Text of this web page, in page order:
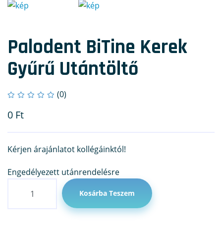
Palodent BiTine Kerek
Gyűrű Utántöltő
(0)
0 Ft
Kérjen árajánlatot kollégáinktól!
Engedélyezett utánrendelésre
Kosárba Teszem